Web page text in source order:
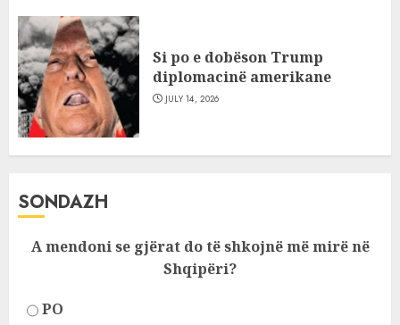
Si po e dobëson Trump
diplomacinë amerikane
JULY 14, 2026
SONDAZH
A mendoni se gjërat do të shkojnë më mirë në
Shqipëri?
PO